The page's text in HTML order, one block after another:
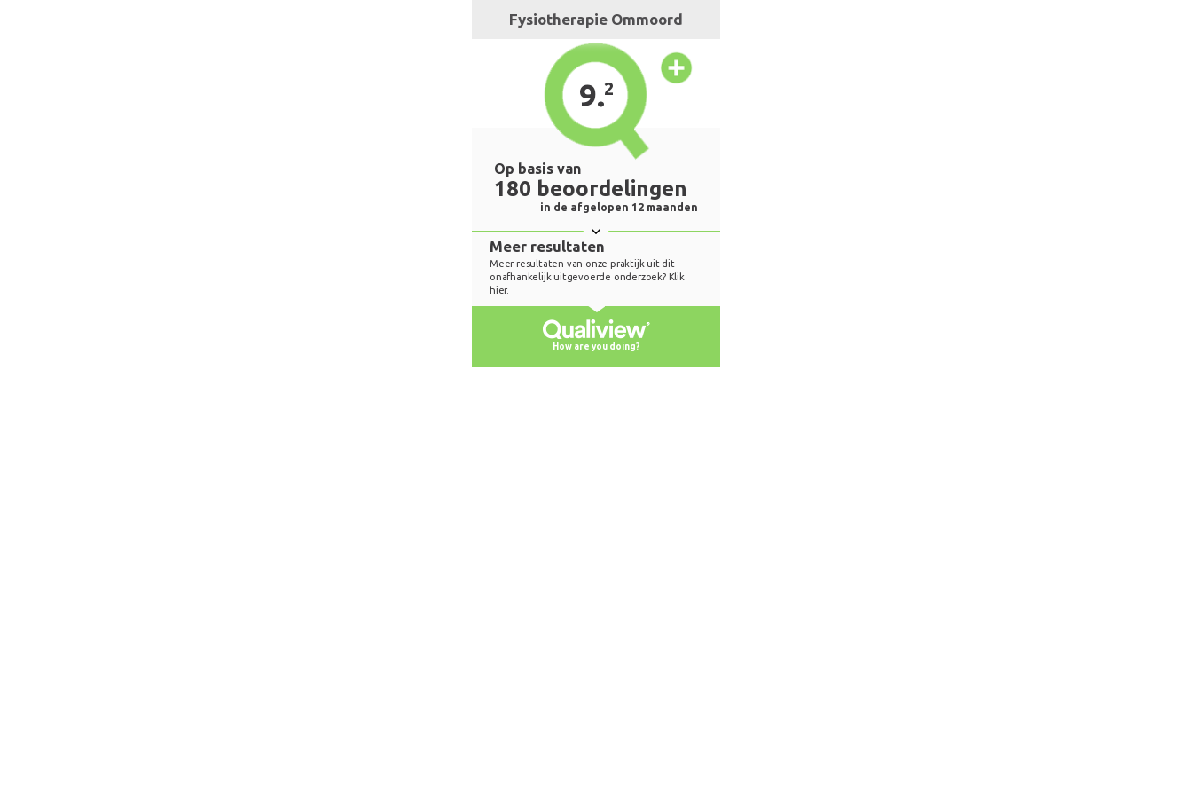
Fysiotherapie Ommoord
9.2
Op basis van
180 beoordelingen
in de afgelopen 12 maanden
Meer resultaten
Meer resultaten van onze praktijk uit dit
onafhankelijk uitgevoerde onderzoek? Klik
hier.
How are you doing?